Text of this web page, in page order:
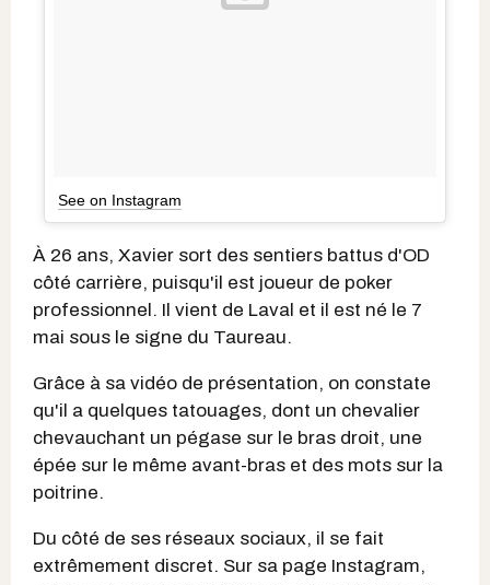
See on Instagram
À 26 ans, Xavier sort des sentiers battus d'OD
côté carrière, puisqu'il est joueur de poker
professionnel. Il vient de Laval et il est né le 7
mai sous le signe du Taureau.
Grâce à sa vidéo de présentation, on constate
qu'il a quelques tatouages, dont un chevalier
chevauchant un pégase sur le bras droit, une
épée sur le même avant-bras et des mots sur la
poitrine.
Du côté de ses réseaux sociaux, il se fait
extrêmement discret. Sur sa page Instagram,